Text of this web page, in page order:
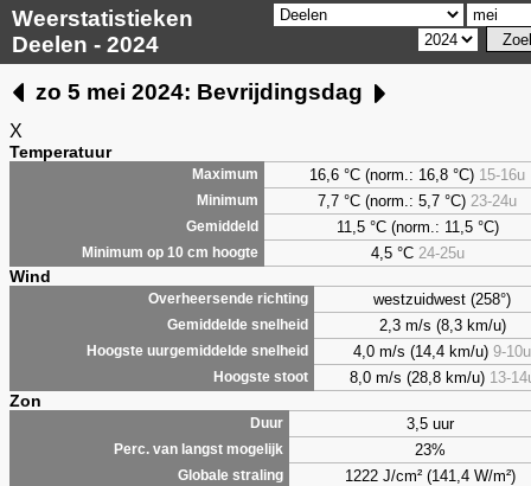
Weerstatistieken
Deelen - 2024
zo 5 mei 2024: Bevrijdingsdag
X
Temperatuur
Maximum 16,6 °C (norm.: 16,8 °C) 15-16u
Minimum 7,7 °C (norm.: 5,7 °C) 23-24u
Gemiddeld 11,5 °C (norm.: 11,5 °C)
Minimum op 10 cm hoogte 4,5°C 24-25u
Wind
Overheersende richting westzuidwest (258°)
Gemiddelde snelheid 2,3 m/s (8,3 km/u)
Hoogste uurgemiddelde snelheid 4,0 m/s (14,4 km/u) 9-10u
Hoogste stoot 8,0 m/s (28,8 km/u) 13-
Zon
Duur 3,5 uur
Perc. van langst mogelijk 23%
Globale straling 1222 J/cm² (141,4 W/m²)